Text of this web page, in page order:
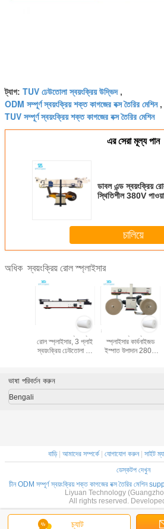
ট্যাগ: TUV ঢেউতোলা স্বয়ংক্রিয় উদ্ভিদ,
ODM সম্পূর্ণ স্বয়ংক্রিয় শক্ত কাগজের বক্স তৈরির মেশিন,
TUV সম্পূর্ণ স্বয়ংক্রিয় শক্ত কাগজের বক্স তৈরির মেশিন
এর সেরা মূল্য পান
ডাবল এন্ড স্বয়ংক্রিয়
স্থিতিশীল 380V
চালিয়ে
অধিকস্বয়ংক্রিয় রোল স্প্লাইসার
রোল স্প্লাইসার, 3 প্লাই
স্বয়ংক্রিয় ঢেউতোলা বক্স
উচ্চ গতির স্বয়ংক্রিয় রোল
স্প্লাইসার কার্বনাইজড
ইস্পাত উপাদান 2800
চ্যাট
ভাষা পরিবর্তন করুন
Bengali
বাড়ি| আমাদের সম্পর্কে| যোগাযোগ করুন| সাইট
ডেস্কটপ দেখুন
চীন ODM সম্পূর্ণ স্বয়ংক্রিয় শক্ত কাগজের বক্স তৈরির মেশিন
Liyuan Technology
All rights reserved.